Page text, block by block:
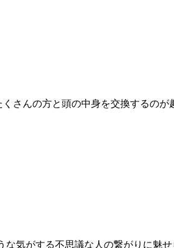
さんの方と頭の中身を交換するのが
気がする不思議な人の繋がりに魅